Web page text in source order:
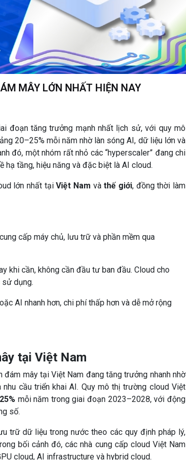
MÂY LỚN NHẤT HIỆN NAY
đoạn tăng trưởng mạnh nhất lịch sử, với quy mô
20–25% mỗi năm nhờ làn sóng AI, dữ liệu lớn và
đó, một nhóm rất nhỏ các “hyperscaler” đang chi
hạ tầng, hiệu năng và đặc biệt là AI cloud.
lớn nhất tạiViệt Nam vàthế giới, đồng thời làm
cấp máy chủ, lưu trữ và phần mềm qua
khi cần, không cần đầu tư ban đầu. Cloud cho
dụng.
AI nhanh hơn, chi phí thấp hơn và dễ mở rộng
tại Việt Nam
mây tại Việt Nam đang tăng trưởng nhanh nhờ
cầu triển khai AI. Quy mô thị trường cloud Việt
mỗi năm trong giai đoạn 2023–2028, với động
số.
trữ dữ liệu trong nước theo các quy định pháp lý,
bối cảnh đó, các nhà cung cấp cloud Việt Nam
cloud, AI infrastructure và hybrid cloud.